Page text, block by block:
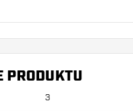
ręką dużo piórek i
w wyniku użytkowania.
Ci odpowiada!
PRODUKTU
3